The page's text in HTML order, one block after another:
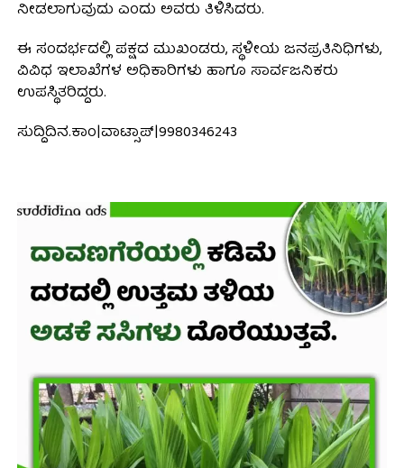
ನೀಡಲಾಗುವುದು ಎಂದು ಅವರು ತಿಳಿಸಿದರು.
ಈ ಸಂದರ್ಭದಲ್ಲಿ ಪಕ್ಷದ ಮುಖಂಡರು, ಸ್ಥಳೀಯ ಜನಪ್ರತಿನಿಧಿಗಳು,
ವಿವಿಧ ಇಲಾಖೆಗಳ ಅಧಿಕಾರಿಗಳು ಹಾಗೂ ಸಾರ್ವಜನಿಕರು
ಉಪಸ್ಥಿತರಿದ್ದರು.
ಸುದ್ದಿದಿನ.ಕಾಂ|ವಾಟ್ಸಾಪ್|9980346243